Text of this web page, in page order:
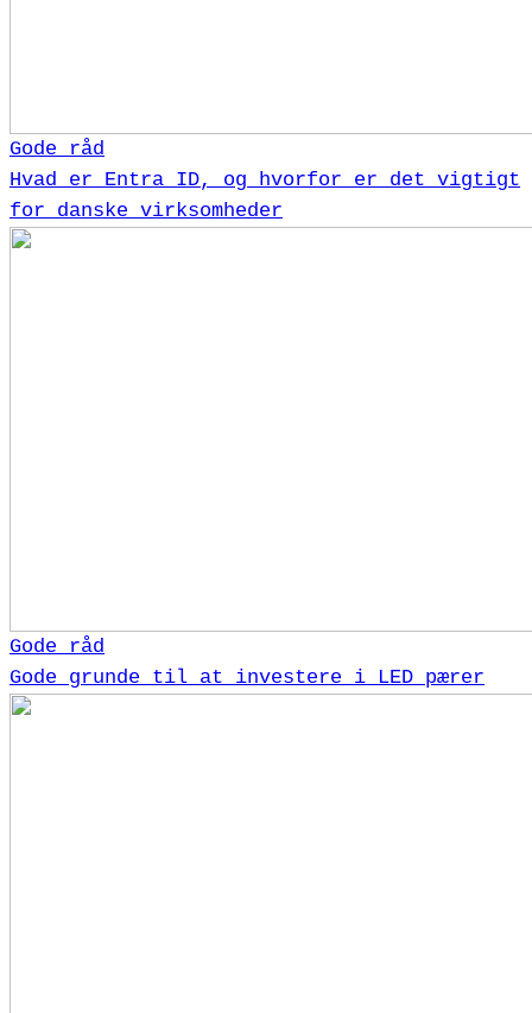
Gode råd
Hvad er Entra ID, og hvorfor er det vigtigt
for danske virksomheder
Gode råd
Gode grunde til at investere i LED pærer